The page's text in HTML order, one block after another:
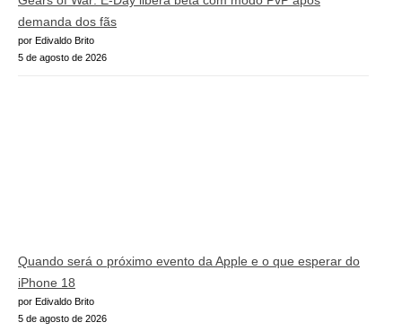
demanda dos fãs
por Edivaldo Brito
5 de agosto de 2026
Quando será o próximo evento da Apple e o que esperar do
iPhone 18
por Edivaldo Brito
5 de agosto de 2026